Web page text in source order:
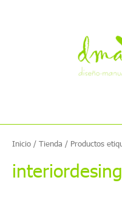
Inicio / Tienda / Productos
interiordesing